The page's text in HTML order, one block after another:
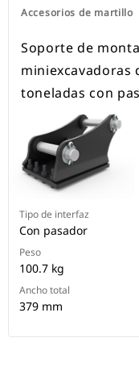
Accesorios de martillo
Soporte de
miniexcavadoras
toneladas con
Tipo de interfaz
Con pasador
Peso
100.7 kg
Ancho total
379 mm